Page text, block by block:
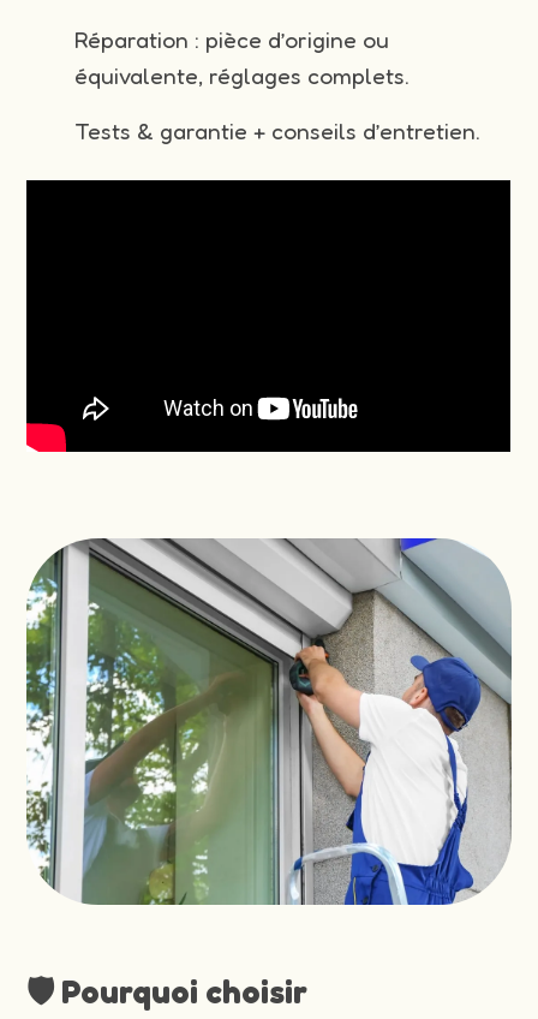
Réparation : pièce d’origine ou
équivalente, réglages complets.
Tests & garantie + conseils d’entretien.
🛡️ Pourquoi choisir